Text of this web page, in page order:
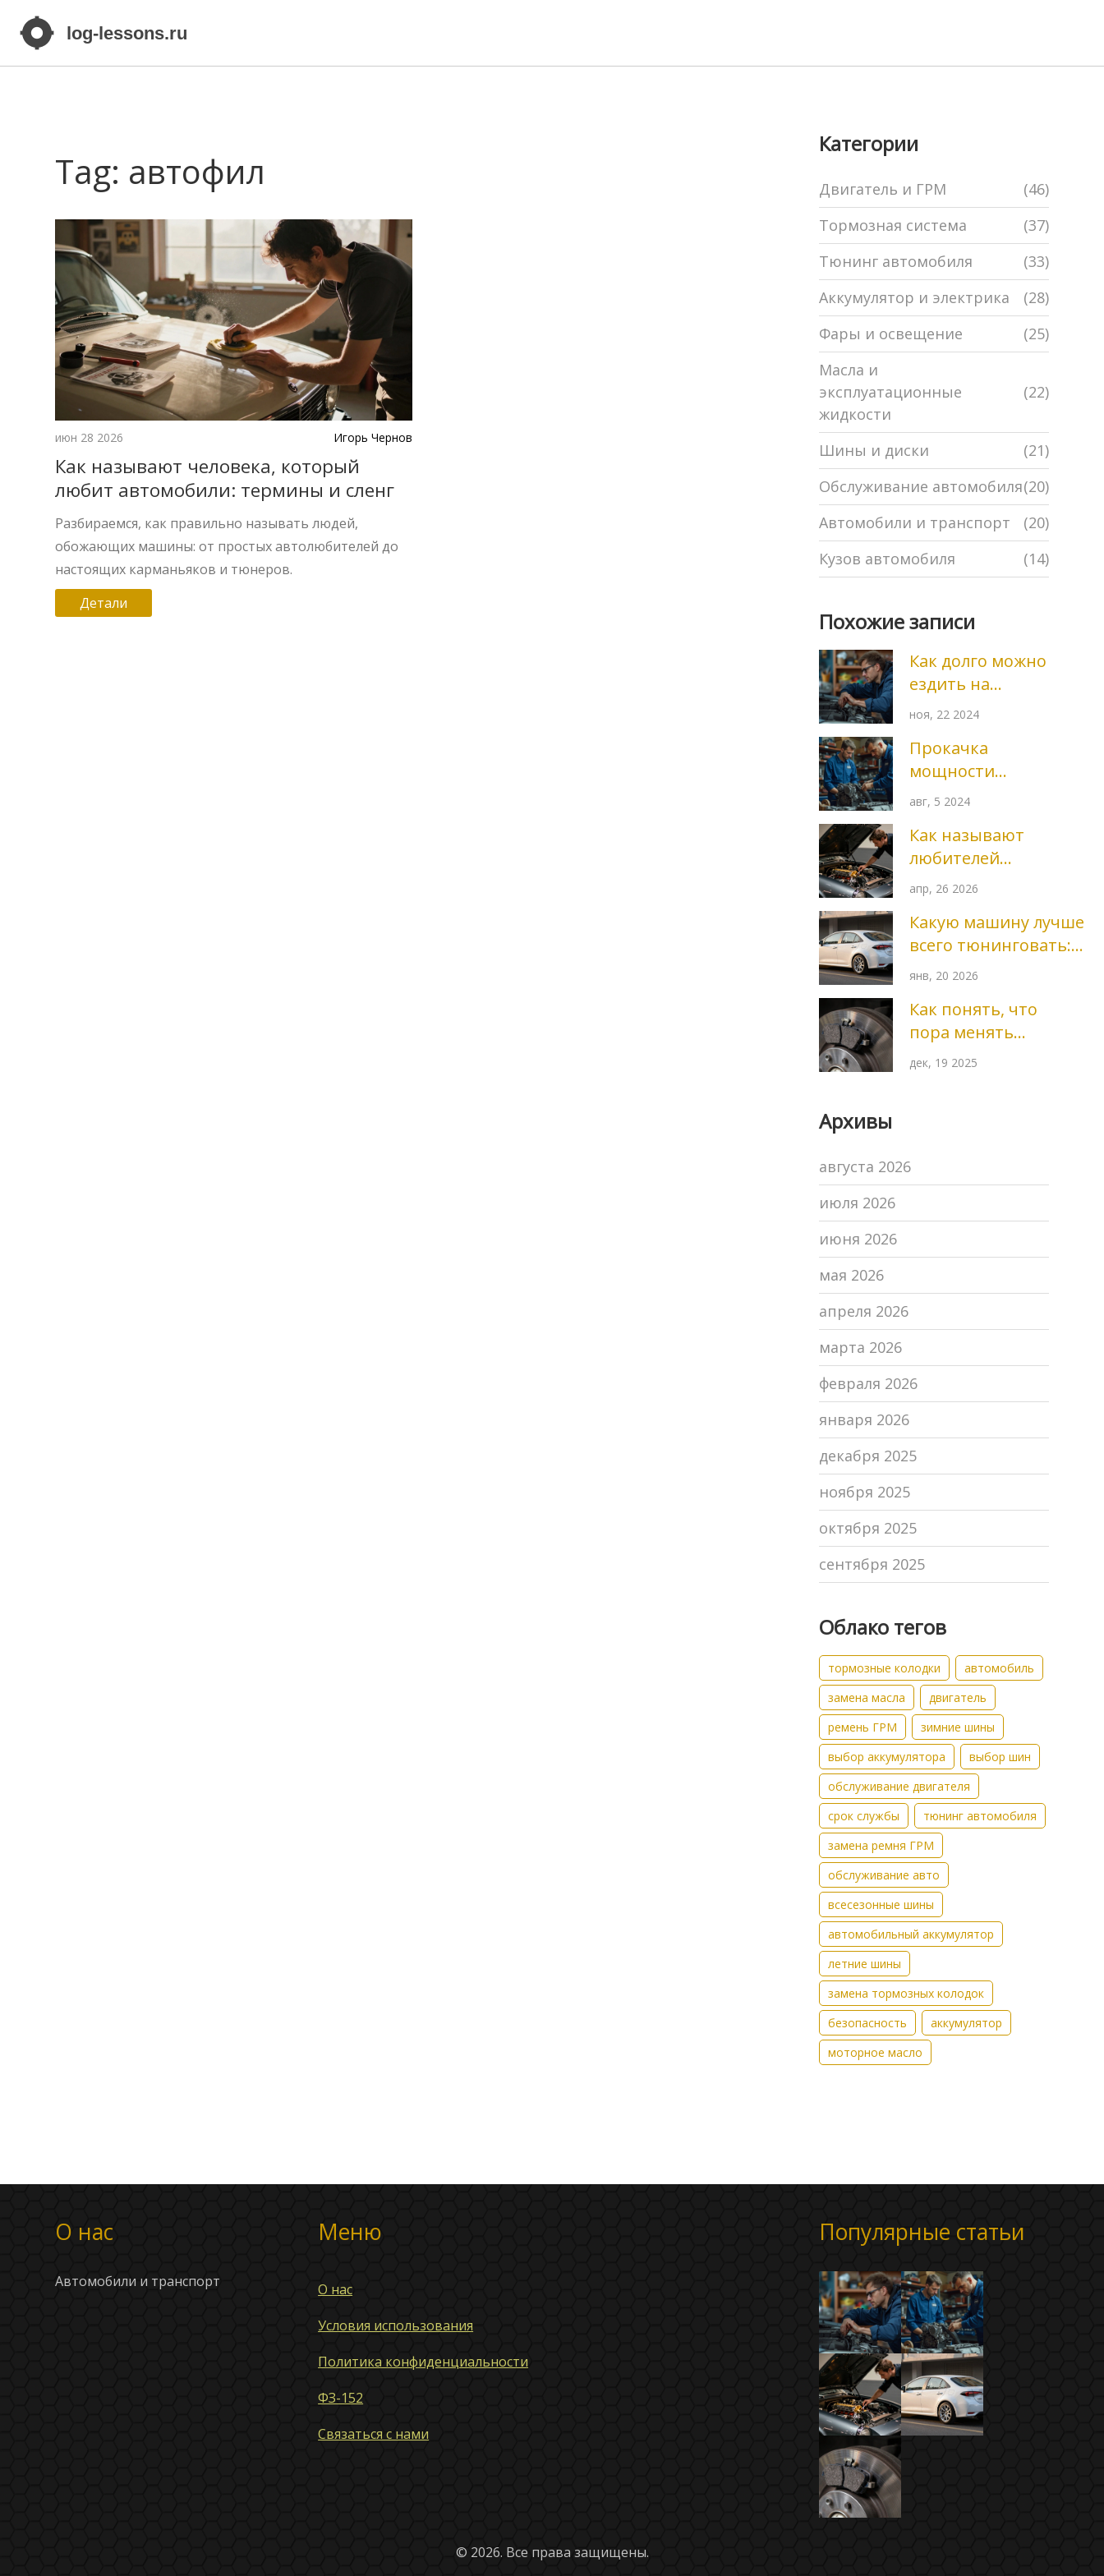
Tag: автофил
июн 28 2026 Игорь Чернов
Как называют человека, который
любит автомобили: термины и сленг
Разбираемся, как правильно называть людей,
обожающих машины: от простых автолюбителей до
настоящих карманьяков и тюнеров.
Детали
Категории
Двигатель и ГРМ
(46)
Тормозная система
(37)
Тюнинг автомобиля
(33)
Аккумулятор и электрика
(28)
Фары и освещение
(25)
Масла и
эксплуатационные
жидкости
(22)
Шины и диски
(21)
Обслуживание автомобиля(20)
Автомобили и транспорт
(20)
Кузов автомобиля
(14)
Похожие записи
Как долго можно
ездить на
моторном масле
ноя, 22 2024
Прокачка
мощности
двигателя: как
потенциал
машины
авг, 5 2024
Как называют
любителей
машин: от
фанатов
тюнинга
апр, 26 2026
Какую машину лучше
всего тюнинговать:
топ-5 моделей для
производительности
янв, 20 2026
Как понять, что
пора менять
тормозные
дек, 19 2025
Архивы
августа 2026
июля 2026
июня 2026
мая 2026
апреля 2026
марта 2026
февраля 2026
января 2026
декабря 2025
ноября 2025
октября 2025
сентября 2025
Облако тегов
тормозные колодки
автомобиль
замена масла
двигатель
ремень ГРМ
зимние шины
выбор аккумулятора
выбор шин
обслуживание двигателя
срок службы
тюнинг автомобиля
замена ремня ГРМ
обслуживание авто
всесезонные шины
автомобильный аккумулятор
летние шины
замена тормозных колодок
безопасность
аккумулятор
моторное масло
О нас
Автомобили и транспорт
Меню
О нас
Условия использования
Политика конфиденциальности
ФЗ-152
Связаться с нами
Популярные статьи
© 2026. Все права защищены.